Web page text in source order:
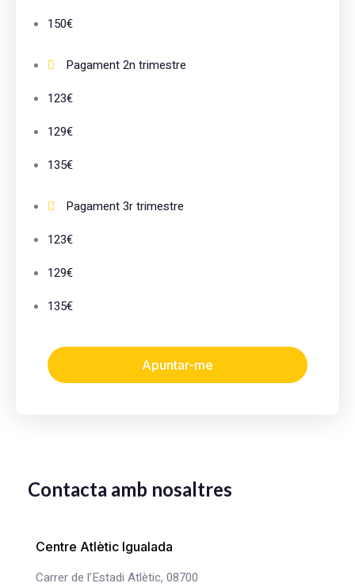
150€
Pagament 2n trimestre
123€
129€
135€
Pagament 3r trimestre
123€
129€
135€
Apuntar-me
Contacta amb nosaltres
Centre Atlètic Igualada
Carrer de l’Estadi Atlètic, 08700